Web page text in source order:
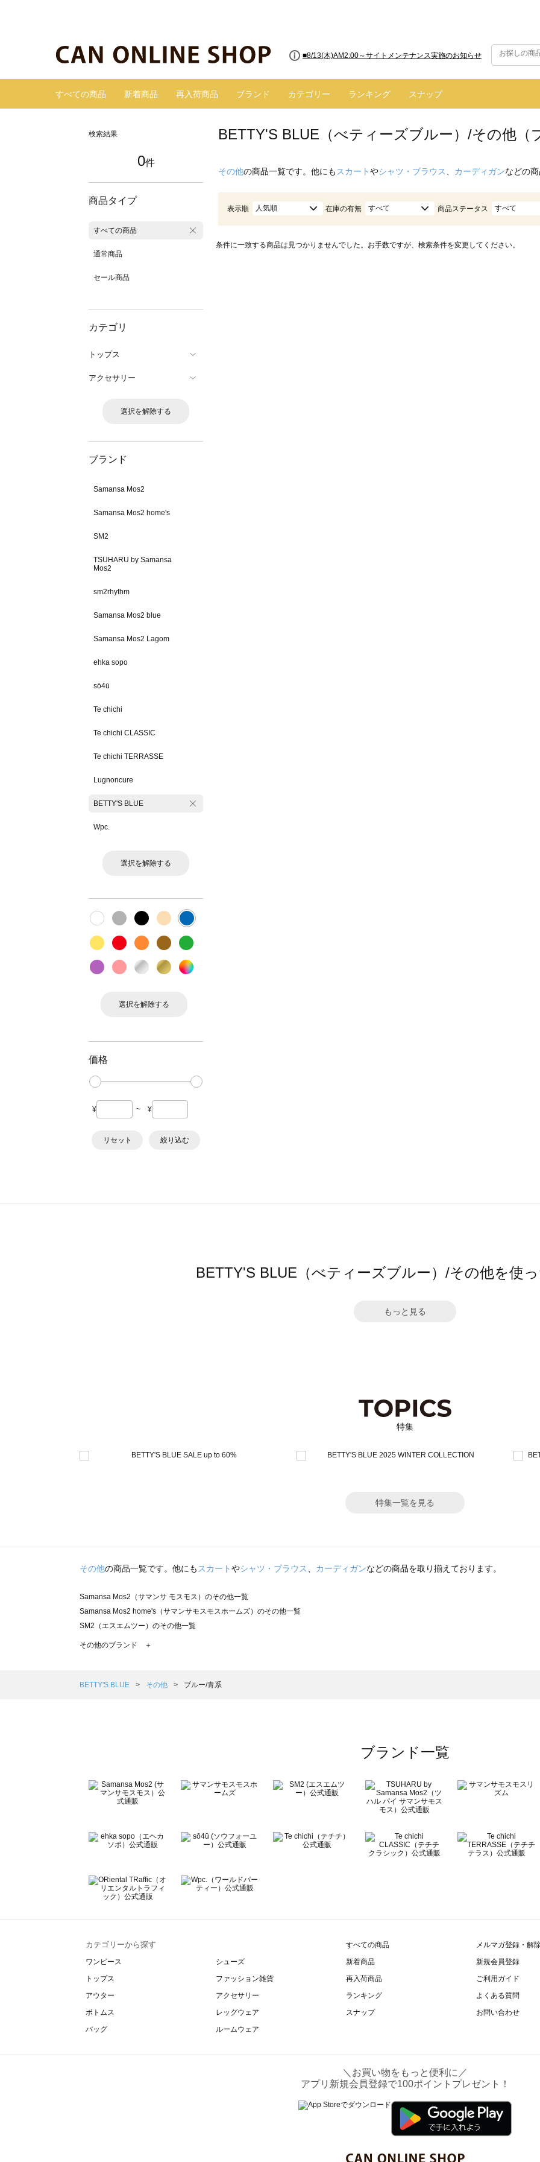
■8/13(木)AM2:00～サイトメンテナンス実施のお知らせ
すべての商品 新着商品 再入荷商品 ブランド カテゴリー ランキング スナップ
検索結果
0件
商品タイプ
すべての商品
通常商品
セール商品
カテゴリ
トップス
アクセサリー
選択を解除する
ブランド
Samansa Mos2
Samansa Mos2 home's
SM2
TSUHARU by Samansa
Mos2
sm2rhythm
Samansa Mos2 blue
Samansa Mos2 Lagom
ehka sopo
sō4ū
Te chichi
Te chichi CLASSIC
Te chichi TERRASSE
Lugnoncure
BETTY'S BLUE
Wpc.
選択を解除する
選択を解除する
価格
¥ ~ ¥
リセット 絞り込む
BETTY'S BLUE（べティーズブルー）/その他（
その他の商品一覧です。他にも スカートやシャツ・ブラウス カーディガンなどの
表示順 人気順 在庫の有無 すべて 商品ステータス すべて
条件に一致する商品は見つかりませんでした。お手数ですが、検索条件を変更してください。
BETTY'S BLUE（べティーズブルー）/その他を使
もっと見る
特集
特集一覧を見る
その他の商品一覧です。他にも スカートやシャツ・ブラウス カーディガンなどの商品を取り揃えております。
Samansa Mos2（サマンサ モスモス）のその他一覧
Samansa Mos2 home's（サマンサモスモスホームズ）のその他一覧
SM2（エスエムツー）のその他一覧
TSUHARU by Samansa Mos2（ツハルバイサマンサモスモス）のその他一覧
Samansa Mos2 Lagom（サマンサモスモス ラーゴム）のその他一覧
BETTY'S BLUE（べティーズブルー）のその他一覧
Wpc.（ワールドパーティー）のその他一覧
その他のブランド ＋
BETTY'S BLUE その他 ブルー/青系
ブランド一覧
カテゴリーから探す
ワンピース
トップス
アウター
ボトムス
バッグ
シューズ
ファッション雑貨
アクセサリー
レッグウェア
ルームウェア
すべての商品
新着商品
再入荷商品
ランキング
スナップ
メルマガ登録・解
新規会員登録
ご利用ガイド
よくある質問
お問い合わせ
＼お買い物をもっと便利に／
アプリ新規会員登録で100ポイントプレゼント！